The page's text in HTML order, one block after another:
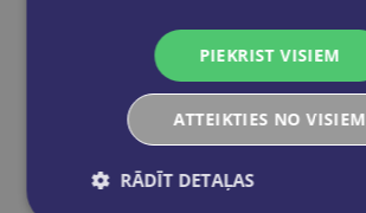
PIEKRIST VISIEM
ATTEIKTIES NO VISIEM
RĀDĪT DETAĻAS